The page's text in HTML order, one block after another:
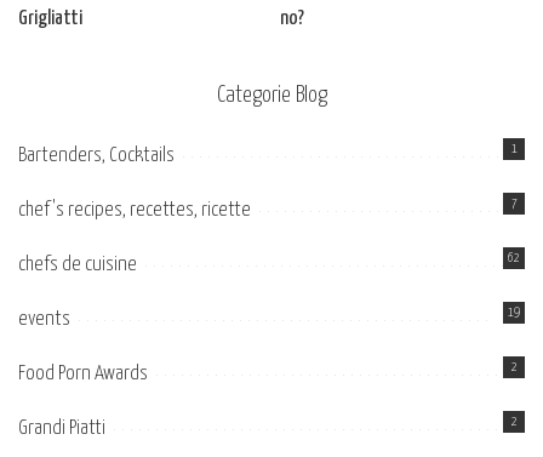
Grigliatti
no?
Categorie Blog
Bartenders, Cocktails 1
chef's recipes, recettes, ricette 7
chefs de cuisine 62
events 19
Food Porn Awards 2
Grandi Piatti 2